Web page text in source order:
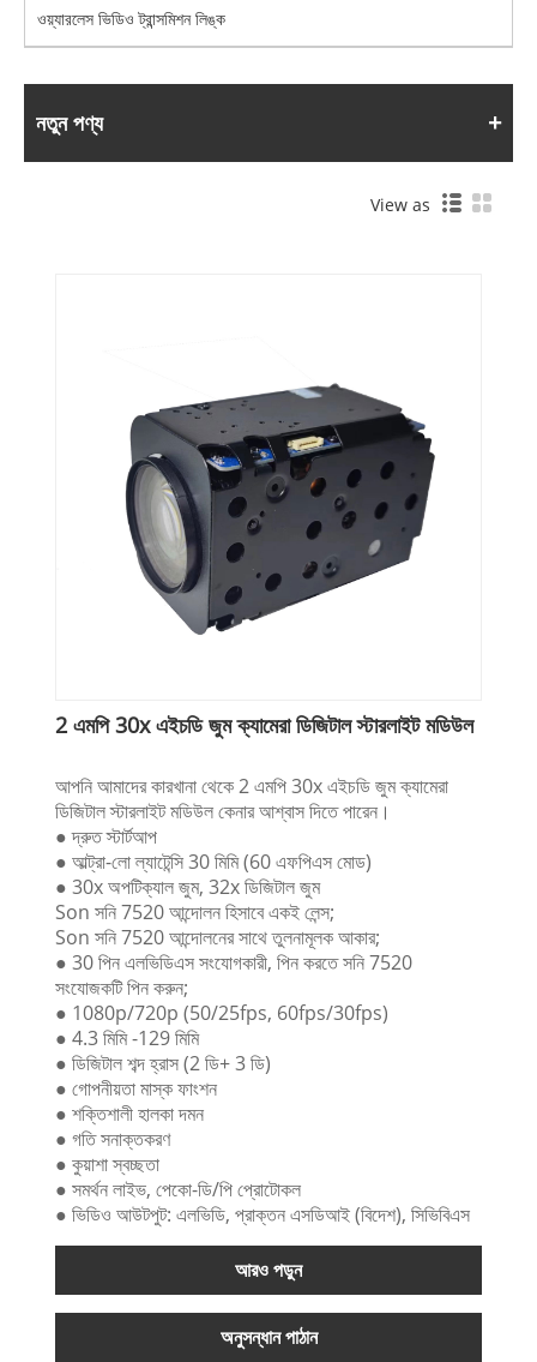
ওয়্যারলেস ভিডিও ট্রান্সমিশন লিঙ্ক
নতুন পণ্য
View as
2 এমপি 30x এইচডি জুম ক্যামেরা ডিজিটাল স্টারলাইট মডিউল
আপনি আমাদের কারখানা থেকে 2 এমপি 30x এইচডি জুম ক্যামেরা
ডিজিটাল স্টারলাইট মডিউল কেনার আশ্বাস দিতে পারেন।
● দ্রুত স্টার্টআপ
● আল্ট্রা-লো ল্যাটেন্সি 30 মিমি (60 এফপিএস মোড)
● 30x অপটিক্যাল জুম, 32x ডিজিটাল জুম
Son সনি 7520 আন্দোলন হিসাবে একই লেন্স;
Son সনি 7520 আন্দোলনের সাথে তুলনামূলক আকার;
● 30 পিন এলভিডিএস সংযোগকারী, পিন করতে সনি 7520
সংযোজকটি পিন করুন;
● 1080p/720p (50/25fps, 60fps/30fps)
● 4.3 মিমি -129 মিমি
● ডিজিটাল শব্দ হ্রাস (2 ডি+ 3 ডি)
● গোপনীয়তা মাস্ক ফাংশন
● শক্তিশালী হালকা দমন
● গতি সনাক্তকরণ
● কুয়াশা স্বচ্ছতা
● সমর্থন লাইভ, পেকো-ডি/পি প্রোটোকল
● ভিডিও আউটপুট: এলভিডি, প্রাক্তন এসডিআই (বিদেশ), সিভিবিএস
আরও পড়ুন
অনুসন্ধান পাঠান